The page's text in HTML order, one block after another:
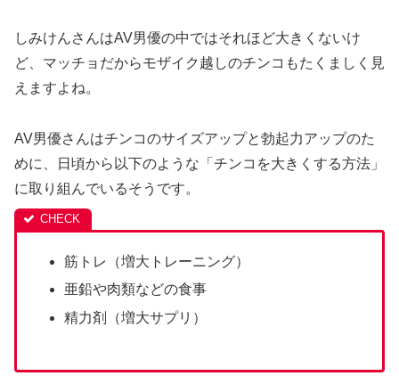
しみけんさんはAV男優の中ではそれほど大きくないけ
ど、マッチョだからモザイク越しのチンコもたくましく見
えますよね。
AV男優さんはチンコのサイズアップと勃起力アップのた
めに、日頃から以下のような「チンコを大きくする方法」
に取り組んでいるそうです。
筋トレ（増大トレーニング）
亜鉛や肉類などの食事
精力剤（増大サプリ）